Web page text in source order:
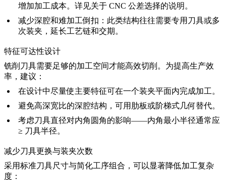
增加加工成本。详见关于 CNC 公差选择的说明 。
减少深腔和难加工倒扣 ：此类结构往往需要专用刀具或多
次装夹，延长工艺链和交期。
特征可达性设计
铣削刀具需要足够的加工空间才能高效切削。为提高生产效
率，建议：
在设计中尽量使主要特征可在一个装夹平面内完成加工。
避免高深宽比的深腔结构，可用肋板或阶梯式几何替代。
考虑刀具直径对内角圆角的影响——内角最小半径通常应
≥ 刀具半径。
减少刀具更换与装夹次数
采用标准刀具尺寸与简化工序组合，可以显著降低加工复杂
度：